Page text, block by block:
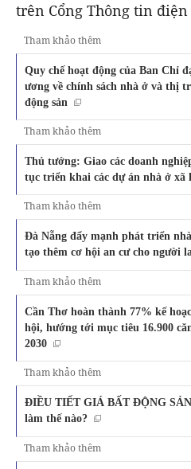
trên Cổng Thông tin điện
Tham khảo thêm
Quy chế hoạt động của Ban Chỉ
ương về chính sách nhà ở và thị
động sản
Tham khảo thêm
Thủ tướng: Giao các doanh
tục triển khai các dự án nhà ở xã
Tham khảo thêm
Đà Nẵng đẩy mạnh phát triển
tạo thêm cơ hội an cư cho người
Tham khảo thêm
Cần Thơ hoàn thành 77% kế
hội, hướng tới mục tiêu 16.900
2030
Tham khảo thêm
ĐIỀU TIẾT GIÁ BẤT ĐỘNG
làm thế nào?
Tham khảo thêm